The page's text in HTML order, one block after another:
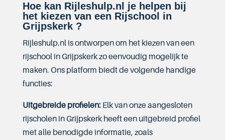
Hoe kan Rijleshulp.nl je helpen bij
het kiezen van een Rijschool in
Grijpskerk ?
Rijleshulp.nl is ontworpen om het kiezen van een
rijschool in Grijpskerk zo eenvoudig mogelijk te
maken. Ons platform biedt de volgende handige
functies:
Uitgebreide profielen:Elk van onze aangesloten
rijscholen in Grijpskerk heeft een uitgebreid profiel
met alle benodigde informatie, zoals